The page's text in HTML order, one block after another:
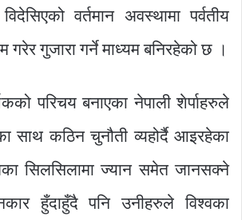
वर्तमान अवस्थामा पर्वतीय
गुजारा गर्ने माध्यम बनिरहेको छ ।
परिचय बनाएका नेपाली शेर्पाहरुले
साथ कठिन चुनौती व्यहोर्दै आइरहेका
सिलसिलामा ज्यान समेत जानसक्ने
हुँदाहुँदै पनि उनीहरुले विश्वका